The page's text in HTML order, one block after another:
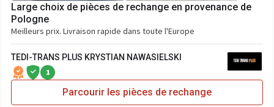
Large choix de pièces de rechange en provenance de
Pologne
Meilleurs prix. Livraison rapide dans toute l'Europe
TEDI-TRANS PLUS KRYSTIAN NAWASIELSKI
1
Parcourir les pièces de rechange